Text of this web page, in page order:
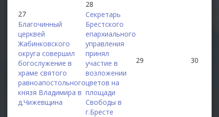
27
Благочинный
церквей
Жабинковского
округа совершил
богослужение в
храме святого
равноапостольного
князя Владимира в
д.Чижевщина
28
Секретарь
Брестского
епархиального
управления
принял
участие в
возложении
цветов на
площади
Свободы в
г.Бресте
29 30